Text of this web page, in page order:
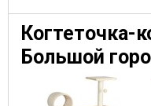
Когтеточка-
Большой